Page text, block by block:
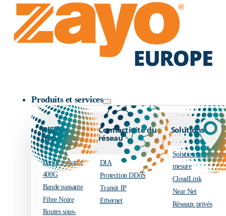
Produits et services
Fibre et
transport
Bande passante
400G
Bande passante
Fibre Noire
Routes sous-
Connectivité du
réseau
DIA
Protection DDoS
Transit IP
Ethernet
Solutions
Solutions
mesure
CloudLink
Near Net
Réseaux privés